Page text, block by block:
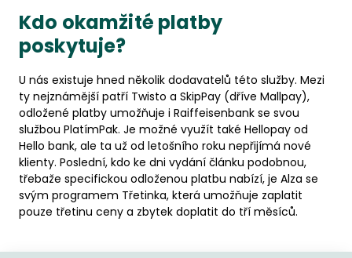
Kdo okamžité platby
poskytuje?
U nás existuje hned několik dodavatelů této služby. Mezi
ty nejznámější patří Twisto a SkipPay (dříve Mallpay),
odložené platby umožňuje i Raiffeisenbank se svou
službou PlatímPak. Je možné využít také Hellopay od
Hello bank, ale ta už od letošního roku nepřijímá nové
klienty. Poslední, kdo ke dni vydání článku podobnou,
třebaže specifickou odloženou platbu nabízí, je Alza se
svým programem Třetinka, která umožňuje zaplatit
pouze třetinu ceny a zbytek doplatit do tří měsíců.